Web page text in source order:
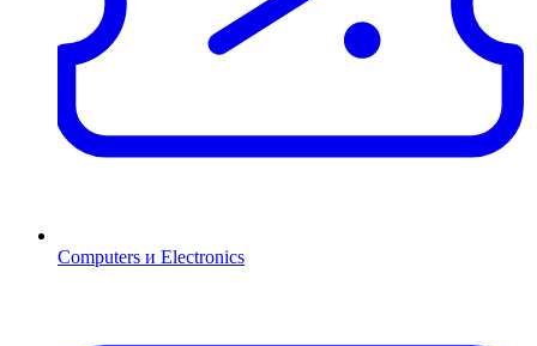
Computers и Electronics